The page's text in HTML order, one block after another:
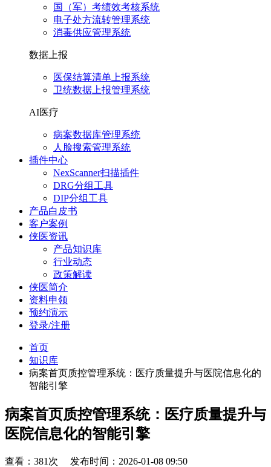
国（军）考绩效考核系统
电子处方流转管理系统
消毒供应管理系统
数据上报
医保结算清单上报系统
卫统数据上报管理系统
AI医疗
病案数据库管理系统
人脸搜索管理系统
插件中心
NexScanner扫描插件
DRG分组工具
DIP分组工具
产品白皮书
客户案例
侠医资讯
产品知识库
行业动态
政策解读
侠医简介
资料申领
预约演示
登录/注册
首页
知识库
病案首页质控管理系统：医疗质量提升与医院信息化的
智能引擎
病案首页质控管理系统：医疗质量提升与
医院信息化的智能引擎
查看：381次 发布时间：2026-01-08 09:50